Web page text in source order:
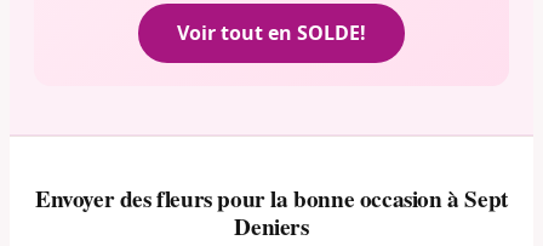
Voir tout en SOLDE!
Envoyer des fleurs pour la bonne occasion à Sept
Deniers